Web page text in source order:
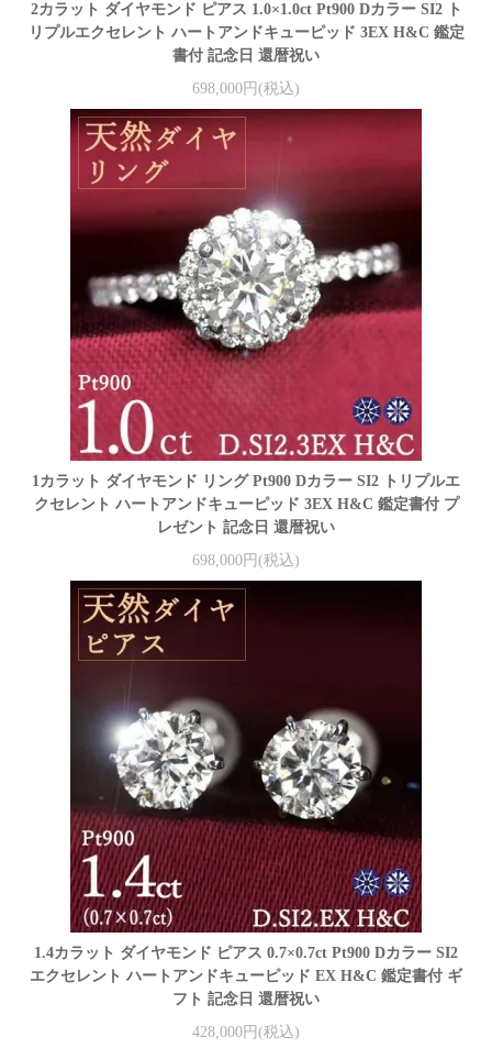
2カラット ダイヤモンド ピアス 1.0×1.0ct Pt900 Dカラー SI2 ト
リプルエクセレント ハートアンドキューピッド 3EX H&C 鑑定
書付 記念日 還暦祝い
698,000円(税込)
1カラット ダイヤモンド リング Pt900 Dカラー SI2 トリプルエ
クセレント ハートアンドキューピッド 3EX H&C 鑑定書付 プ
レゼント 記念日 還暦祝い
698,000円(税込)
1.4カラット ダイヤモンド ピアス 0.7×0.7ct Pt900 Dカラー SI2
エクセレント ハートアンドキューピッド EX H&C 鑑定書付 ギ
フト 記念日 還暦祝い
428,000円(税込)